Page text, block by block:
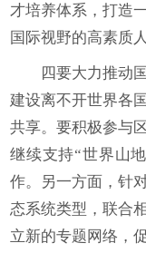
才培养体系，打造
国际视野的高素质
四要大力推动
建设离不开世界各
共享。要积极参与
继续支持“世界山
作。另一方面，针
态系统类型，联合
立新的专题网络，